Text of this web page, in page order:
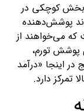
بخش کوچکی در
پوشش‌دهنده
که می‌خواهند از
پوشش تورم،
اینجا «درآمد
تمرکز دارد.